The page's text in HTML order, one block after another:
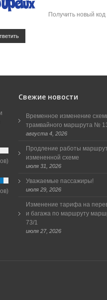
Получить новый код
Свежие новости
Временное изменение
трамвайного маршрута №
августа 4, 2026
Продление работы
измененной схеме
июля 31, 2026
Уважаемые пассажиры!
июля 29, 2026
Изменение тарифа на
и багажа по маршруту
73/1
июля 27, 2026